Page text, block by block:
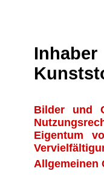
Bilder und
Eigentum
Allgemeinen